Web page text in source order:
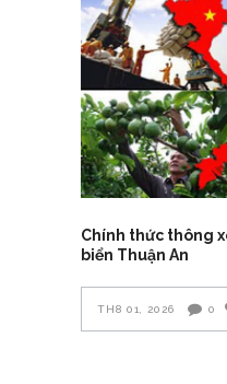
Chính thức thông
biển Thuận An
TH8 01, 2026 0